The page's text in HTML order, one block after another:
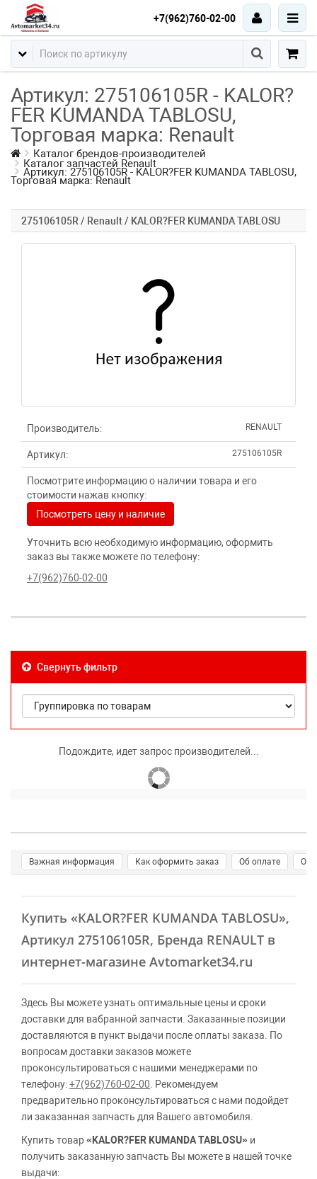
+7(962)760-02-00
Артикул: 275106105R - KALOR?
FER KUMANDA TABLOSU,
Торговая марка: Renault
Каталог брендов-производителей
Каталог запчастей Renault
Артикул: 275106105R - KALOR?FER KUMANDA TABLOSU,
Торговая марка: Renault
275106105R / Renault / KALOR?FER KUMANDA TABLOSU
Производитель: RENAULT
Артикул: 275106105R
Посмотрите информацию о наличии товара и его
стоимости нажав кнопку:
Посмотреть цену и наличие
Уточнить всю необходимую информацию, оформить
заказ вы также можете по телефону:
+7(962)760-02-00
Свернуть фильтр
Подождите, идет запрос производителей...
Важная информация Как оформить заказ Об оплате О
Купить «KALOR?FER KUMANDA TABLOSU»,
Артикул 275106105R, Бренда RENAULT в
интернет-магазине Avtomarket34.ru
Здесь Вы можете узнать оптимальные цены и сроки
доставки для вабранной запчасти. Заказанные позиции
доставляются в пункт выдачи после оплаты заказа. По
вопросам доставки заказов можете
проконсультироваться с нашими менеджерами по
телефону:+7(962)760-02-00 . Рекомендуем
предварительно проконсультироваться с нами подойдет
ли заказанная запчасть для Вашего автомобиля.
Купить товар«KALOR?FER KUMANDA TABLOSU» и
получить заказанную запчасть Вы можете в нашей точке
выдачи: